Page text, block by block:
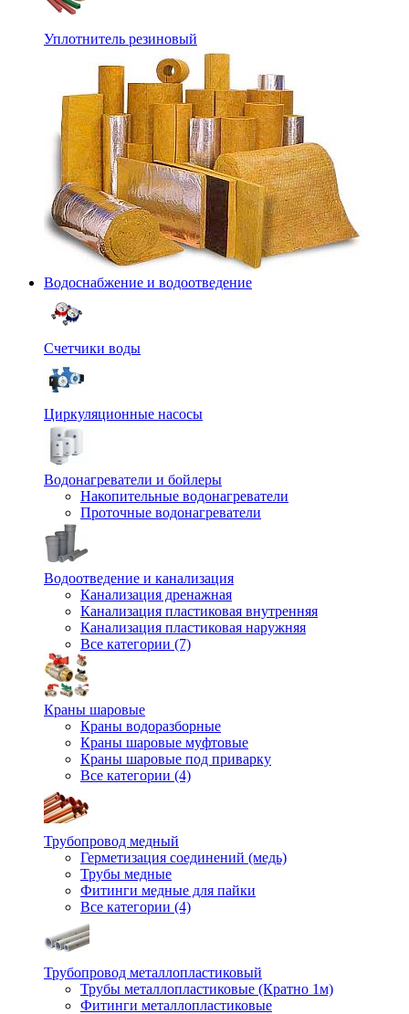
Уплотнитель резиновый
Водоснабжение и водоотведение
Счетчики воды
Циркуляционные насосы
Водонагреватели и бойлеры
Накопительные водонагреватели
Проточные водонагреватели
Водоотведение и канализация
Канализация дренажная
Канализация пластиковая внутренняя
Канализация пластиковая наружняя
Все категории (7)
Краны шаровые
Краны водоразборные
Краны шаровые муфтовые
Краны шаровые под приварку
Все категории (4)
Трубопровод медный
Герметизация соединений (медь)
Трубы медные
Фитинги медные для пайки
Все категории (4)
Трубопровод металлопластиковый
Трубы металлопластиковые (Кратно 1м)
Фитинги металлопластиковые